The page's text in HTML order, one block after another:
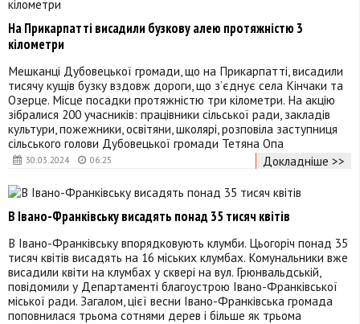
30.03.2024 06:25
На Прикарпатті висадили бузкову алею протяжністю 3
кілометри
Мешканці Дубовецької громади, що на Прикарпатті, висадили
тисячу кущів бузку вздовж дороги, що з’єднує села Кінчаки та
Озерце. Місце посадки протяжністю три кілометри. На акцію
зібралися 200 учасників: працівники сільської ради, закладів
культури, пожежники, освітяни, школярі, розповіла заступниця
сільського голови Дубовецької громади Тетяна Опа
Докладніше >>
В Івано-Франківську висадять понад 35 тисяч квітів
В Івано-Франківську впорядковують клумби. Цьогоріч понад 35
тисяч квітів висадять на 16 міських клумбах. Комунальники вже
висадили квіти на клумбах у сквері на вул. Грюнвальдській,
повідомили у Департаменті благоустрою Івано-Франківської
міської ради. Загалом, цієї весни Івано-Франківська громада
поповнилася трьома сотнями дерев і більше як трьома